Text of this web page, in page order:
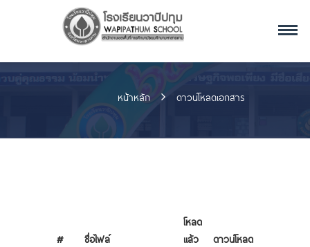
หน้าหลัก ดาวน์โหลดเอกสาร
# ชื่อไฟล์
โหลด
แล้ว
ดาวน์โหลด